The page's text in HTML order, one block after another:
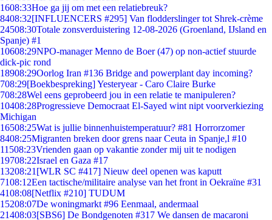
1608:33Hoe ga jij om met een relatiebreuk?
8408:32[INFLUENCERS #295] Van flodderslinger tot Shrek-crème
24508:30Totale zonsverduistering 12-08-2026 (Groenland, IJsland en
Spanje) #1
10608:29NPO-manager Menno de Boer (47) op non-actief stuurde
dick-pic rond
18908:29Oorlog Iran #136 Bridge and powerplant day incoming?
708:29[Boekbespreking] Yesteryear - Caro Claire Burke
708:28Wel eens geprobeerd jou in een relatie te manipuleren?
10408:28Progressieve Democraat El-Sayed wint nipt voorverkiezing
Michigan
16508:25Wat is jullie binnenhuistemperatuur? #81 Horrorzomer
8408:25Migranten breken door grens naar Ceuta in Spanje,l #10
11508:23Vrienden gaan op vakantie zonder mij uit te nodigen
19708:22Israel en Gaza #17
13208:21 [WLR SC #417] Nieuw deel openen was kaputt
7108:12Een tactische/militaire analyse van het front in Oekraïne #31
4108:08[Netflix #210] TUDUM
15208:07De woningmarkt #96 Eenmaal, andermaal
21408:03[SBS6] De Bondgenoten #317 We dansen de macaroni